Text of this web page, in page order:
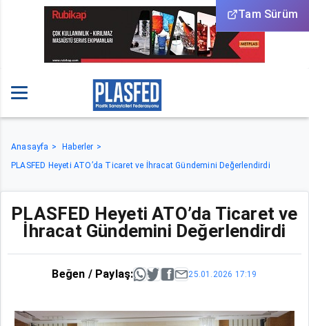
Tam Sürüm
Anasayfa
Haberler
PLASFED Heyeti ATO’da Ticaret ve İhracat Gündemini Değerlendirdi
PLASFED Heyeti ATO’da Ticaret ve
İhracat Gündemini Değerlendirdi
Beğen / Paylaş: 25.01.2026 17:19